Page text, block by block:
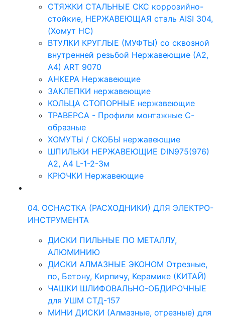
СТЯЖКИ СТАЛЬНЫЕ СКС коррозийно-
стойкие, НЕРЖАВЕЮЩАЯ сталь AISI 304,
(Хомут НС)
ВТУЛКИ КРУГЛЫЕ (МУФТЫ) со сквозной
внутренней резьбой Нержавеющие (А2,
А4) ART 9070
АНКЕРА Нержавеющие
ЗАКЛЕПКИ нержавеющие
КОЛЬЦА СТОПОРНЫЕ нержавеющие
ТРАВЕРСА - Профили монтажные С-
образные
ХОМУТЫ / СКОБЫ нержавеющие
ШПИЛЬКИ НЕРЖАВЕЮЩИЕ DIN975(976)
A2, А4 L-1-2-3м
КРЮЧКИ Нержавеющие
04. ОСНАСТКА (РАСХОДНИКИ) ДЛЯ ЭЛЕКТРО-
ИНСТРУМЕНТА
ДИСКИ ПИЛЬНЫЕ ПО МЕТАЛЛУ,
АЛЮМИНИЮ
ДИСКИ АЛМАЗНЫЕ ЭКОНОМ Отрезные,
по, Бетону, Кирпичу, Керамике (КИТАЙ)
ЧАШКИ ШЛИФОВАЛЬНО-ОБДИРОЧНЫЕ
для УШМ СТД-157
МИНИ ДИСКИ (Алмазные, отрезные) для